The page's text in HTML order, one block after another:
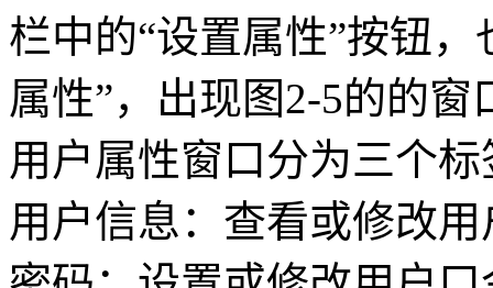
栏中的“设置属性”按钮
属性”，出现图2-5的的窗
用户属性窗口分为三个
用户信息：查看或修改